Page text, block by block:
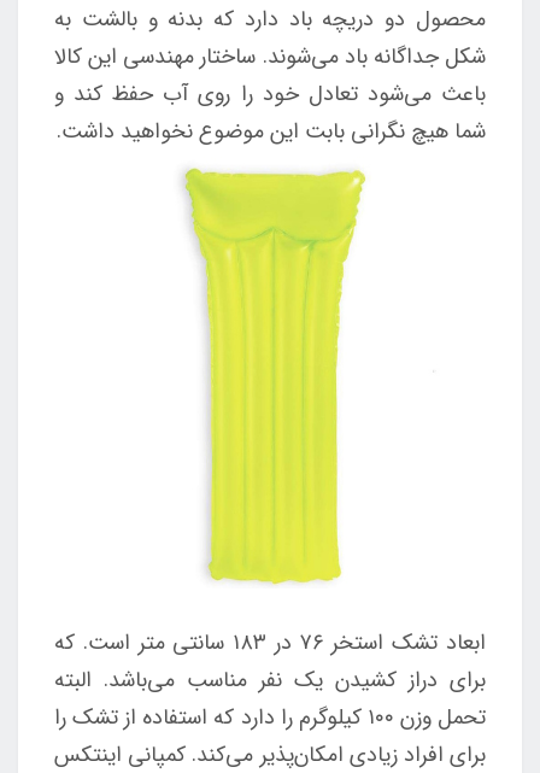
محصول دو دریچه باد دارد که بدنه و بالشت به
شکل جداگانه باد می‌شوند. ساختار مهندسی این کالا
باعث می‌شود تعادل خود را روی آب حفظ کند و
شما هیچ نگرانی بابت این موضوع نخواهید داشت.
ابعاد تشک استخر ۷۶ در ۱۸۳ سانتی متر است. که
برای دراز کشیدن یک نفر مناسب می‌باشد. البته
تحمل وزن ۱۰۰ کیلوگرم را دارد که استفاده از تشک را
برای افراد زیادی امکان‌پذیر می‌کند. کمپانی اینتکس